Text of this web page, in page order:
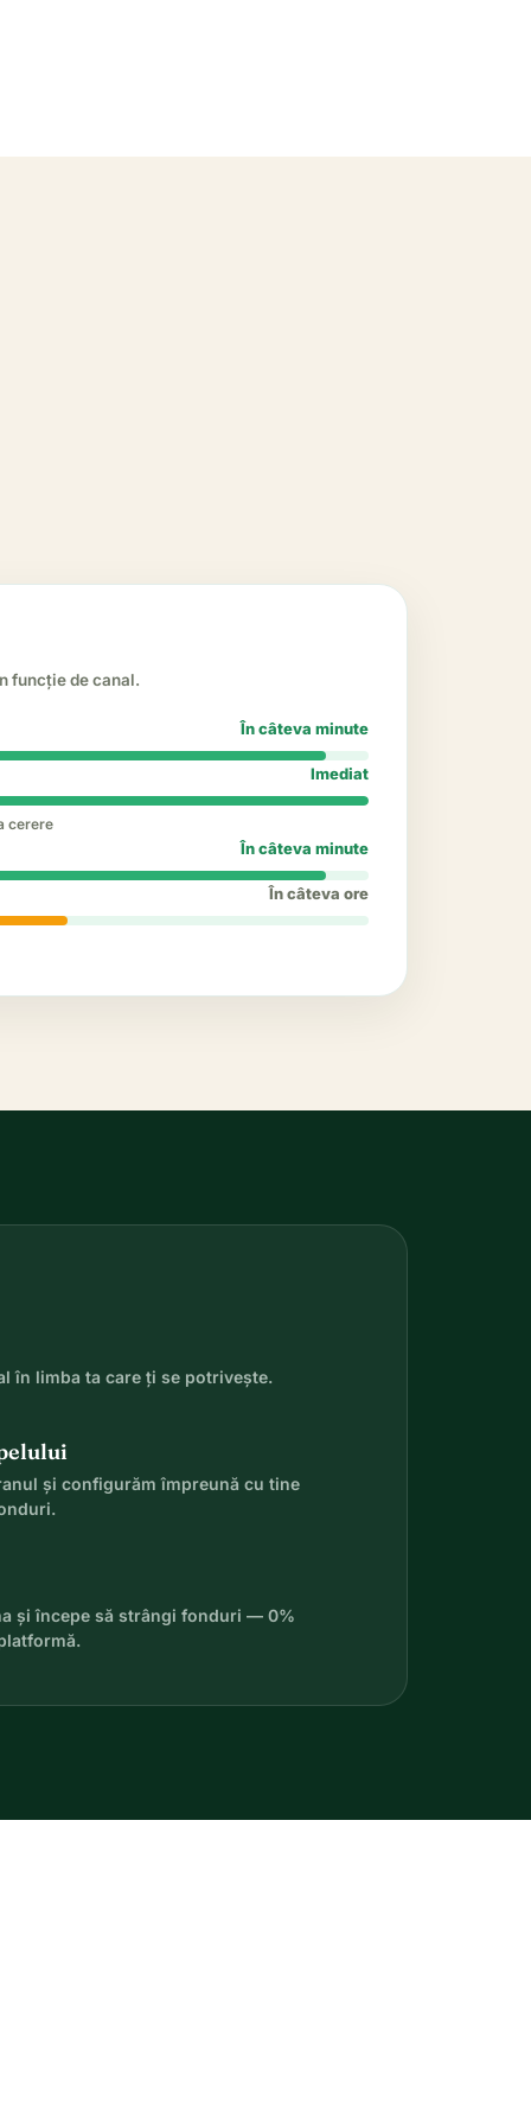
funcție de canal.
În câteva minute
Imediat
cerere
În câteva minute
În câteva ore
în limba ta care ți se potrivește.
și configurăm împreună cu tine
și începe să strângi fonduri — 0%